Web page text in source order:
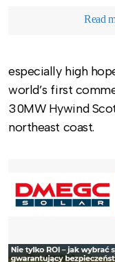
Read
especially high
world’s first
30MW Hywind
northeast coast.